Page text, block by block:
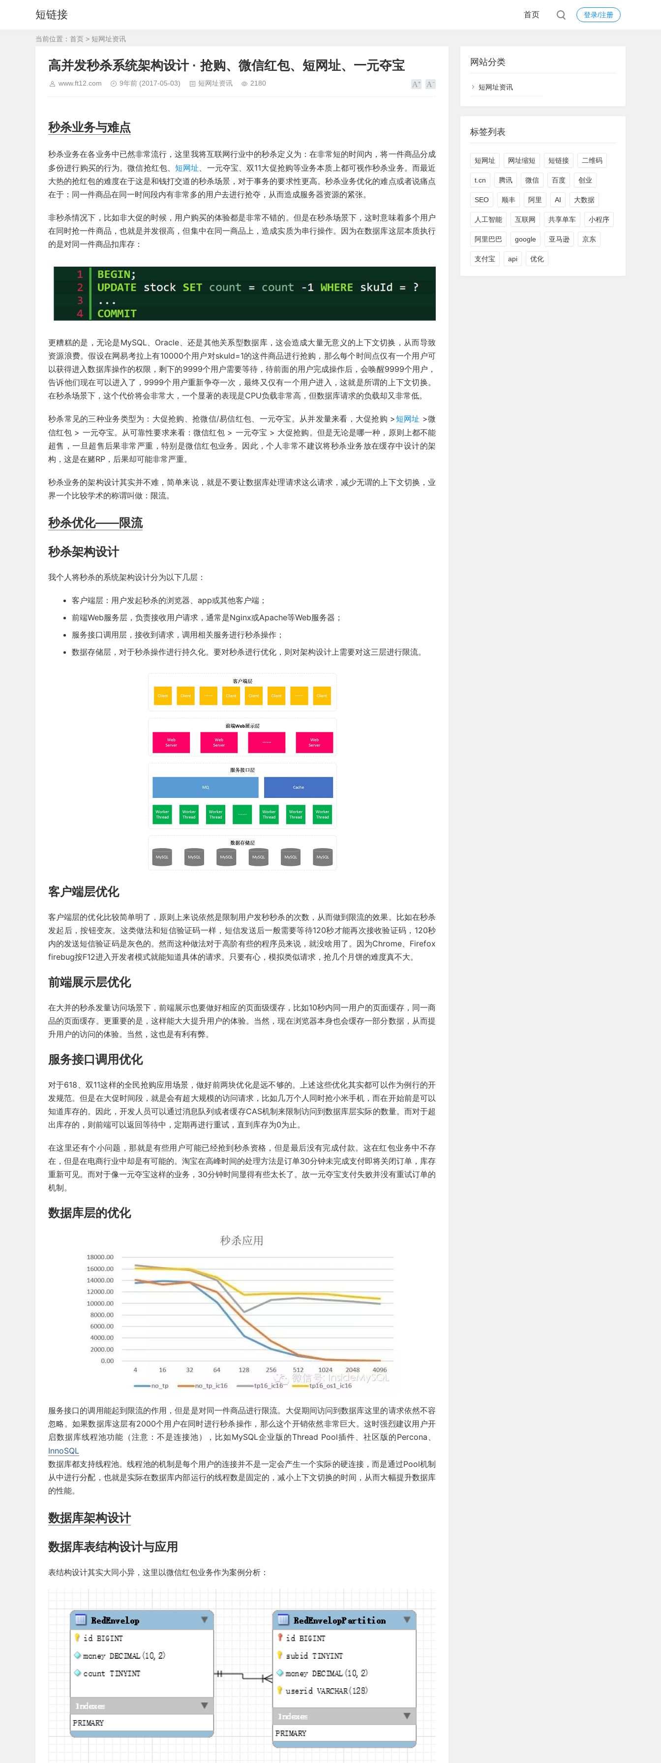
短链接 登录/注册
首页
当前位置： 首页 > 短网址资讯
高并发秒杀系统架构设计 · 抢购、微信红包、短网址、一元夺宝
www.ft12.com 9年前 (2017-05-03) 短网址资讯 2180
秒杀业务与难点
秒杀业务在各业务中已然非常流行，这里我将互联网行业中的秒杀定义为：在非常短的时间内，将一件商品分成
多份进行购买的行为。微信抢红包、 短网址、一元夺宝、双11大促抢购等业务本质上都可视作秒杀业务。而最近
大热的抢红包的难度在于这是和钱打交道的秒杀场景，对于事务的要求性更高。秒杀业务优化的难点或者说痛点
在于：同一件商品在同一时间段内有非常多的用户去进行抢夺，从而造成服务器资源的紧张。
非秒杀情况下，比如非大促的时候，用户购买的体验都是非常不错的。但是在秒杀场景下，这时意味着多个用户
在同时抢一件商品，也就是并发很高，但集中在同一商品上，造成实质为串行操作。因为在数据库这层本质执行
的是对同一件商品扣库存：
更糟糕的是，无论是MySQL、Oracle、还是其他关系型数据库，这会造成大量无意义的上下文切换，从而导致
资源浪费。假设在网易考拉上有10000个用户对skuId=1的这件商品进行抢购，那么每个时间点仅有一个用户可
以获得进入数据库操作的权限，剩下的9999个用户需要等待，待前面的用户完成操作后，会唤醒9999个用户，
告诉他们现在可以进入了，9999个用户重新争夺一次，最终又仅有一个用户进入，这就是所谓的上下文切换。
在秒杀场景下，这个代价将会非常大，一个显著的表现是CPU负载非常高，但数据库请求的负载却又非常低。
秒杀常见的三种业务类型为：大促抢购、抢微信/易信红包、一元夺宝。从并发量来看，大促抢购 >短网址 >微
信红包 > 一元夺宝。从可靠性要求来看：微信红包 > 一元夺宝 > 大促抢购。但是无论是哪一种，原则上都不能
超售，一旦超售后果非常严重，特别是微信红包业务。因此，个人非常不建议将秒杀业务放在缓存中设计的架
构，这是在赌RP，后果却可能非常严重。
秒杀业务的架构设计其实并不难，简单来说，就是不要让数据库处理请求这么请求，减少无谓的上下文切换，业
界一个比较学术的称谓叫做：限流。
秒杀优化——限流
秒杀架构设计
我个人将秒杀的系统架构设计分为以下几层：
客户端层：用户发起秒杀的浏览器、app或其他客户端；
前端Web服务层，负责接收用户请求，通常是Nginx或Apache等Web服务器；
服务接口调用层，接收到请求，调用相关服务进行秒杀操作；
数据存储层，对于秒杀操作进行持久化。要对秒杀进行优化，则对架构设计上需要对这三层进行限流。
客户端层优化
客户端层的优化比较简单明了，原则上来说依然是限制用户发秒秒杀的次数，从而做到限流的效果。比如在秒杀
发起后，按钮变灰。这类做法和短信验证码一样，短信发送后一般需要等待120秒才能再次接收验证码，120秒
内的发送短信验证码是灰色的。然而这种做法对于高阶有些的程序员来说，就没啥用了。因为Chrome、Firefox
firebug按F12进入开发者模式就能知道具体的请求。只要有心，模拟类似请求，抢几个月饼的难度真不大。
前端展示层优化
在大并的秒杀发量访问场景下，前端展示也要做好相应的页面级缓存，比如10秒内同一用户的页面缓存，同一商
品的页面缓存。更重要的是，这样能大大提升用户的体验。当然，现在浏览器本身也会缓存一部分数据，从而提
升用户的访问的体验。当然，这也是有利有弊。
服务接口调用优化
对于618、双11这样的全民抢购应用场景，做好前两块优化是远不够的。上述这些优化其实都可以作为例行的开
发规范。但是在大促时间段，就是会有超大规模的访问请求，比如几万个人同时抢小米手机，而在开始前是可以
知道库存的。因此，开发人员可以通过消息队列或者缓存CAS机制来限制访问到数据库层实际的数量。而对于超
出库存的，则前端可以返回等待中，定期再进行重试，直到库存为0为止。
在这里还有个小问题，那就是有些用户可能已经抢到秒杀资格，但是最后没有完成付款。这在红包业务中不存
在，但是在电商行业中却是有可能的。淘宝在高峰时间的处理方法是订单30分钟未完成支付即将关闭订单，库存
重新可见。而对于像一元夺宝这样的业务，30分钟时间显得有些太长了。故一元夺宝支付失败并没有重试订单的
机制。
数据库层的优化
服务接口的调用能起到限流的作用，但是是对同一件商品进行限流。大促期间访问到数据库这里的请求依然不容
忽略。如果数据库这层有2000个用户在同时进行秒杀操作，那么这个开销依然非常巨大。这时强烈建议用户开
启数据库线程池功能（注意：不是连接池），比如MySQL企业版的Thread Pool插件、社区版的Percona、
InnoSQL
数据库都支持线程池。线程池的机制是每个用户的连接并不是一定会产生一个实际的硬连接，而是通过Pool机制
从中进行分配，也就是实际在数据库内部运行的线程数是固定的，减小上下文切换的时间，从而大幅提升数据库
的性能。
数据库架构设计
数据库表结构设计与应用
表结构设计其实大同小异，这里以微信红包业务作为案例分析：
网站分类
短网址资讯
标签列表
短网址 网址缩短 短链接 二维码
t.cn 腾讯 微信 百度 创业
SEO 顺丰 阿里 AI 大数据
人工智能 互联网 共享单车 小程序
阿里巴巴 google 亚马逊 京东
支付宝 api 优化